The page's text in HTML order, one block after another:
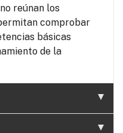
reúnan los
comprobar
básicas
de la